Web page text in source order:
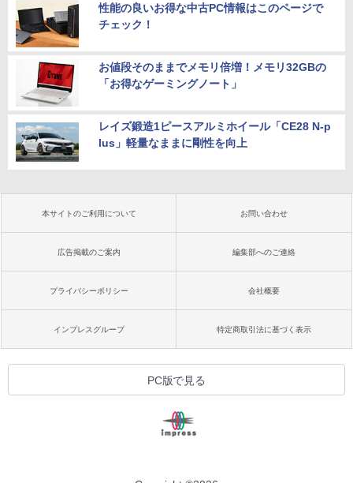
性能の良いお得な中古PC情報はこのページで
チェック！
お値段そのままでメモリ倍増！メモリ32GBの
「お得なゲーミングノート」
レイズ鍛造1ピースアルミホイール「CE28 N-p
lus」軽量なままに剛性を向上
本サイトのご利用について お問い合わせ
広告掲載のご案内 編集部へのご連絡
プライバシーポリシー 会社概要
インプレスグループ 特定商取引法に基づく表示
PC版で見る